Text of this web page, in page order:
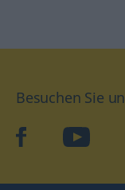
Besuchen Sie
facebookYouTube